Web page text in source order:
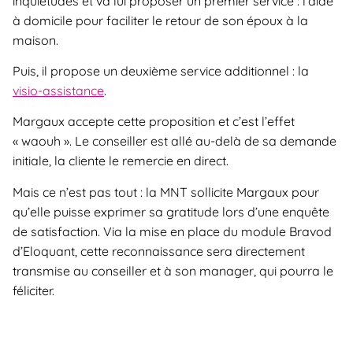
à domicile pour faciliter le retour de son époux à la
maison.
Puis, il propose un deuxième service additionnel : la
visio-assistance.
Margaux accepte cette proposition et c’est l’effet
« waouh ». Le conseiller est allé au-delà de sa demande
initiale, la cliente le remercie en direct.
Mais ce n’est pas tout : la MNT sollicite Margaux pour
qu’elle puisse exprimer sa gratitude lors d’une enquête
de satisfaction. Via la mise en place du module Bravod
d’Eloquant, cette reconnaissance sera directement
transmise au conseiller et à son manager, qui pourra le
féliciter.